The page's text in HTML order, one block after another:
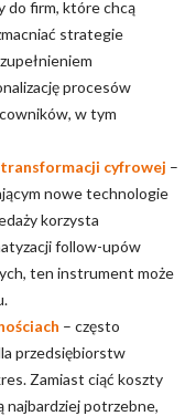
do firm, które chcą
strategie
procesów
w tym
cyfrowej –
nowe technologie
korzysta
follow-upów
ten instrument może
– często
przedsiębiorstw
Zamiast ciąć koszty
najbardziej potrzebne,